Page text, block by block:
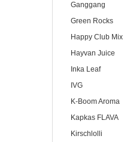
Ganggang
Green Rocks
Happy Club Mix
Hayvan Juice
Inka Leaf
IVG
K-Boom Aroma
Kapkas FLAVA
Kirschlolli